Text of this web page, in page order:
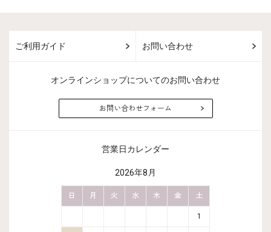
ご利用ガイド お問い合わせ
オンラインショップについてのお問い合わせ
お問い合わせフォーム
営業日カレンダー
2026年8月
日 月 火 水 木 金 土
1